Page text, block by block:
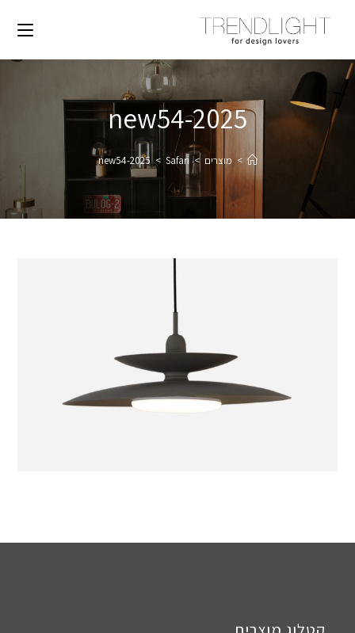
2025-new54
> מוצרים >
Safari
>
2025-new54